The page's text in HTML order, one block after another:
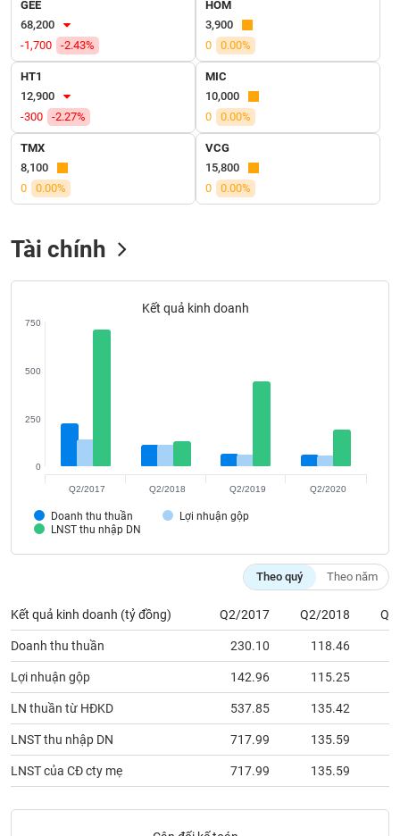
GEE
68,200
-1,700
-2.43%
HOM
3,900
0
0.00%
HT1
12,900
-300
-2.27%
MIC
10,000
0
0.00%
TMX
8,100
0
0.00%
VCG
15,800
0
0.00%
Tài chính
Kết quả kinh doanh
Doanh thu thuần
Lợi nhuận gộp
LNST thu nhập DN
0
250
500
750
Q2/2017 Q2/2018 Q2/2019 Q2/2020
Theo quý Theo năm
Kết quả kinh doanh (tỷ đồng) Q2/2017 Q2/2018
Doanh thu thuần 230.10 118.46
Lợi nhuận gộp 142.96 115.25
LN thuần từ HĐKD 537.85 135.42
LNST thu nhập DN 717.99 135.59
LNST của CĐ cty mẹ 717.99 135.59
SÓC
SỨC
KHỎE
TÀI
CHÍNH
CÔNG
NGHỆ
THÔNG
TRUYỀN
TIỆN
ÍCH
BẤT
ĐỘNG
SẢN
Mã
chứng
khoán
(-)